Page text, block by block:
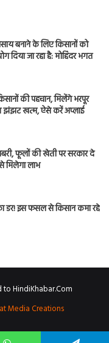
बनाने के लिए किसानों को
दिया जा रहा है: मोहिंदर भगत
की पहचान, मिलेंगे भरपूर
झंझट खत्म, ऐसे करें अप्लाई
फूलों की खेती पर सरकार दे
मिलेगा लाभ
डर! इस फसल से किसान कमा रहे
HindiKhabar.Com
Media Creations